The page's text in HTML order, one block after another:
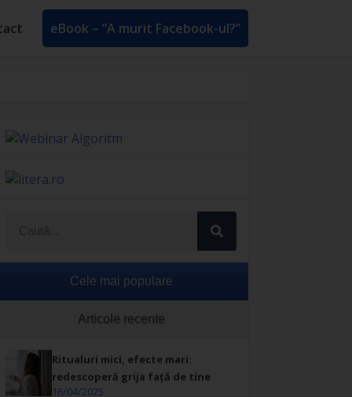
eBook – ”A murit Facebook-ul?”
Cele mai populare
Articole recente
Ritualuri mici, efecte mari:
redescoperă grija față de tine
16/04/2025